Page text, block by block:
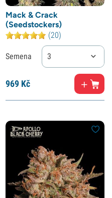
Mack & Crack
(Seedstockers)
(20)
Semena 3
969 Kč